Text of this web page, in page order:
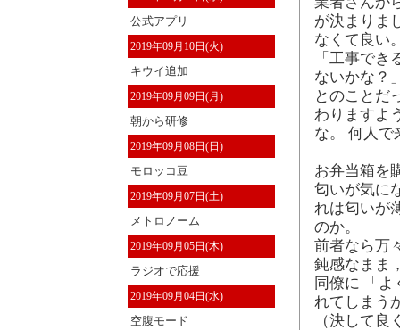
公式アプリ
2019年09月10日(火)
キウイ追加
2019年09月09日(月)
朝から研修
2019年09月08日(日)
モロッコ豆
2019年09月07日(土)
メトロノーム
2019年09月05日(木)
ラジオで応援
2019年09月04日(水)
空腹モード
が決まりま
なくて良い
「工事で
ないかな？
とのことだ
わりますよ
な。 何人で
お弁当箱を
匂いが気に
れは匂いが
のか。
前者なら万
鈍感なまま
同僚に 「
れてしまう
（決して